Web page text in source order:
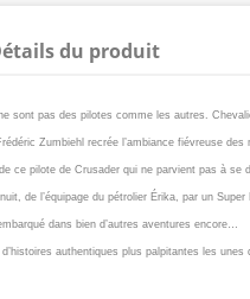
du produit
sont pas des pilotes comme les autres.
Zumbiehl recrée l’ambiance fiévreuse
ce pilote de Crusader qui ne parvient pas à
de l’équipage du pétrolier Érika, par un
dans bien d’autres aventures encore…
authentiques plus palpitantes les unes